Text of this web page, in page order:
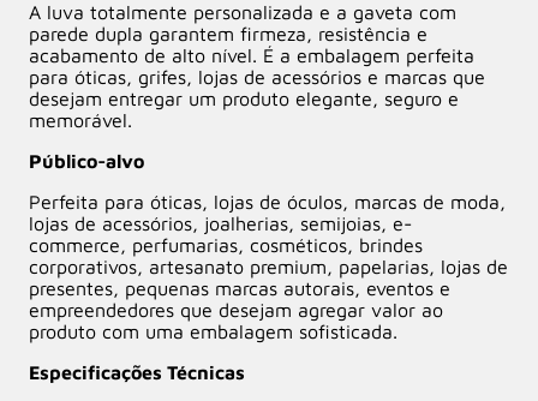
A luva totalmente personalizada e a gaveta com
parede dupla garantem firmeza, resistência e
acabamento de alto nível. É a embalagem perfeita
para óticas, grifes, lojas de acessórios e marcas que
desejam entregar um produto elegante, seguro e
memorável.
Público-alvo
Perfeita para óticas, lojas de óculos, marcas de moda,
lojas de acessórios, joalherias, semijoias, e-
commerce, perfumarias, cosméticos, brindes
corporativos, artesanato premium, papelarias, lojas de
presentes, pequenas marcas autorais, eventos e
empreendedores que desejam agregar valor ao
produto com uma embalagem sofisticada.
Especificações Técnicas